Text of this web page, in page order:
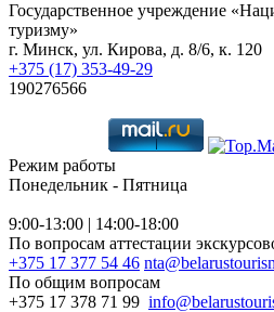
Государственное учреждение
туризму»
г. Минск, ул. Кирова, д. 8/6, к. 120
+375 (17) 353-49-29
190276566
Режим работы
Понедельник - Пятница
9:00-13:00 | 14:00-18:00
По вопросам аттестации
+375 17 377 54 46
По общим вопросам
+375 17 378 71 99